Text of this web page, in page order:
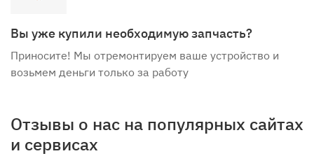
Вы уже купили необходимую запчасть?
Приносите! Мы отремонтируем ваше устройство и
возьмем деньги только за работу
Отзывы о нас на популярных сайтах
и сервисах